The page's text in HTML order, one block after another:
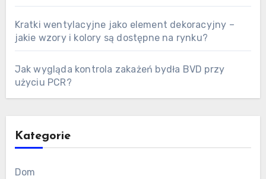
Kratki wentylacyjne jako element dekoracyjny –
jakie wzory i kolory są dostępne na rynku?
Jak wygląda kontrola zakażeń bydła BVD przy
użyciu PCR?
Kategorie
Dom